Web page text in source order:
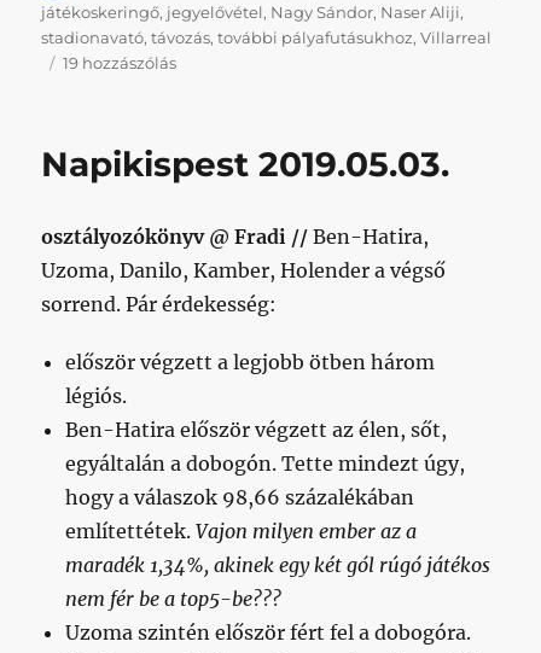
játékoskeringő, jegyelővétel, Nagy Sándor, Naser Aliji,
stadionavató,távozás,további pályafutásukhoz,Villarreal
19 hozzászólásTegnapikispest
sok
sikert
című
bejegyzéshez
Napikispest 2019.05.03.
osztályozókönyv @ Fradi // Ben-Hatira,
Uzoma, Danilo, Kamber, Holender a végső
sorrend. Pár érdekesség:
először végzett a legjobb ötben három
légiós.
Ben-Hatira először végzett az élen, sőt,
egyáltalán a dobogón. Tette mindezt úgy,
hogy a válaszok 98,66 százalékában
említettétek.Vajon milyen ember az a
maradék 1,34%, akinek egy két gól rúgó játékos
nem fér be a top5-be???
Uzoma szintén először fért fel a dobogóra.